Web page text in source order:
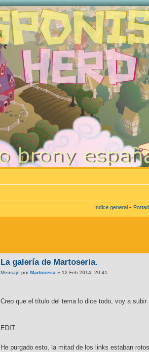
Indice general •
La galería de Martoseria.
Mensaje porMartoseria » 12 Feb 2014, 20:41
Creo que el título del tema lo dice todo, voy a
EDIT
He purgado esto, la mitad de los links estaban